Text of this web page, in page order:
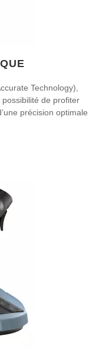
Technology),
de profiter
précision optimale